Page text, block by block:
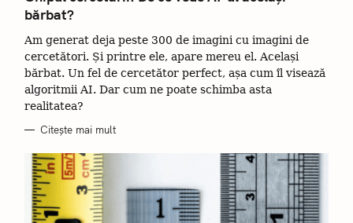
E
G
R
I
I
bărbat?
Am generat deja peste 300 de imagini cu imagini de
cercetători. Și printre ele, apare mereu el. Același
bărbat. Un fel de cercetător perfect, așa cum îl visează
algoritmii AI. Dar cum ne poate schimba asta
realitatea?
Citește mai mult